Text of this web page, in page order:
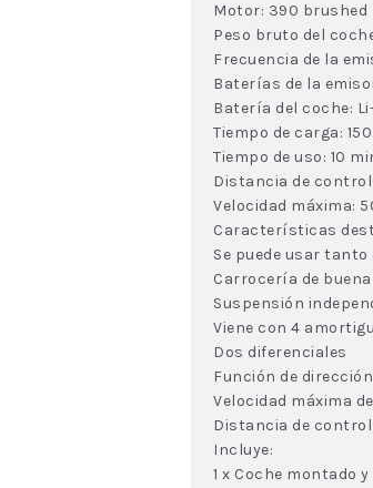
Motor: 390 brushed
Peso bruto del
Frecuencia de la
Baterías de la
Batería del coche: Li-
Tiempo de carga:
Tiempo de uso: 10
Distancia de
Velocidad máxima:
Características
Se puede usar
Carrocería de
Suspensión
Viene con 4
Dos diferenciales
Función de
Velocidad máxima
Distancia de control
Incluye:
1 x Coche montado